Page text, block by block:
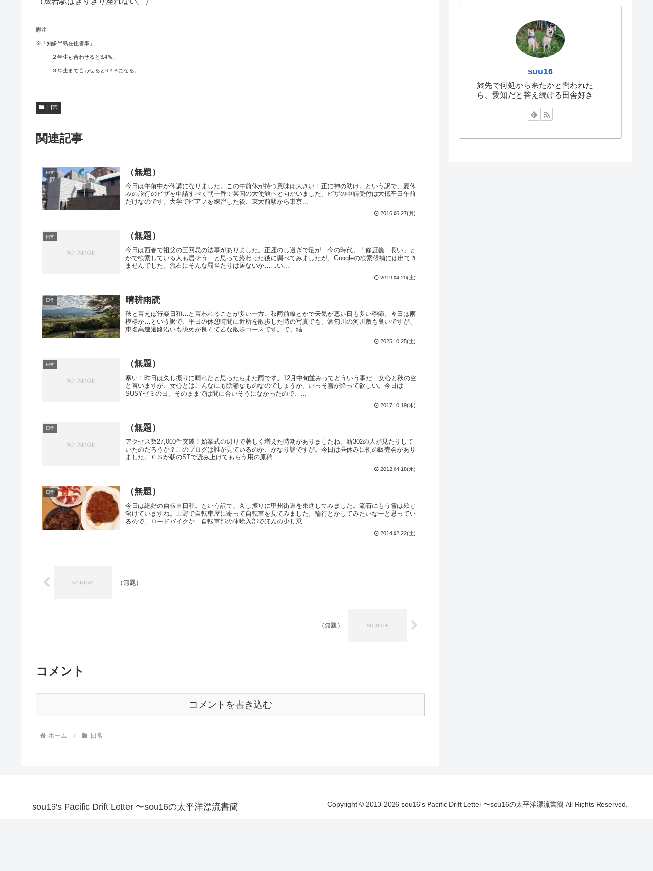
脚注
※「知多半島在住者率」
２年生も合わせると3.4％、
３年生まで合わせると6.4％になる。
日常
関連記事
日常 （無題）
今日は午前中が休講になりました。この午前休が持つ意味は大きい！正に神の助け。という訳で、夏休
みの旅行のビザを申請すべく朝一番で某国の大使館へと向かいました。ビザの申請受付は大抵平日午前
だけなのです。大学でピアノを練習した後、東大前駅から東京...
2016.06.27(月)
日常 （無題）
今日は西春で祖父の三回忌の法事がありました。正座のし過ぎで足が…今の時代、「修証義 長い」と
かで検索している人も居そう…と思って終わった後に調べてみましたが、Googleの検索候補には出てき
ませんでした。流石にそんな罰当たりは居ないか……い...
2019.04.20(土)
日常 晴耕雨読
秋と言えば行楽日和…と言われることが多い一方、秋雨前線とかで天気が悪い日も多い季節。今日は雨
模様か…という訳で、平日の休憩時間に近所を散歩した時の写真でも。酒匂川の河川敷も良いですが、
東名高速道路沿いも眺めが良くて乙な散歩コースです。で、結...
2025.10.25(土)
日常 （無題）
寒い！昨日は久し振りに晴れたと思ったらまた雨です。12月中旬並みってどういう事だ…女心と秋の空
と言いますが、女心とはこんなにも陰鬱なものなのでしょうか。いっそ雪が降って欲しい。今日は
SUSYゼミの日。そのままでは間に合いそうになかったので、...
2017.10.19(木)
日常 （無題）
アクセス数27,000件突破！始業式の辺りで著しく増えた時期がありましたね。新302の人が見たりして
いたのだろうか？このブログは誰が見ているのか、かなり謎ですが。今日は昼休みに例の販売会があり
ました。ＯＳが朝のSTで読み上げてもらう用の原稿...
2012.04.18(水)
日常 （無題）
今日は絶好の自転車日和。という訳で、久し振りに甲州街道を東進してみました。流石にもう雪は殆ど
溶けていますね。上野で自転車屋に寄って自転車を見てみました。輪行とかしてみたいなーと思ってい
るので。ロードバイクか…自転車部の体験入部でほんの少し乗...
2014.02.22(土)
（無題）
（無題）
コメント
コメントを書き込む
ホーム 日常
sou16
旅先で何処から来たかと問われた
ら、愛知だと答え続ける田舎好き
sou16's Pacific Drift Letter 〜sou16の太平洋漂流書簡 Copyright © 2010-2026 sou16's Pacific Drift Letter 〜sou16の太平洋漂流書簡 All Rights Reserved.